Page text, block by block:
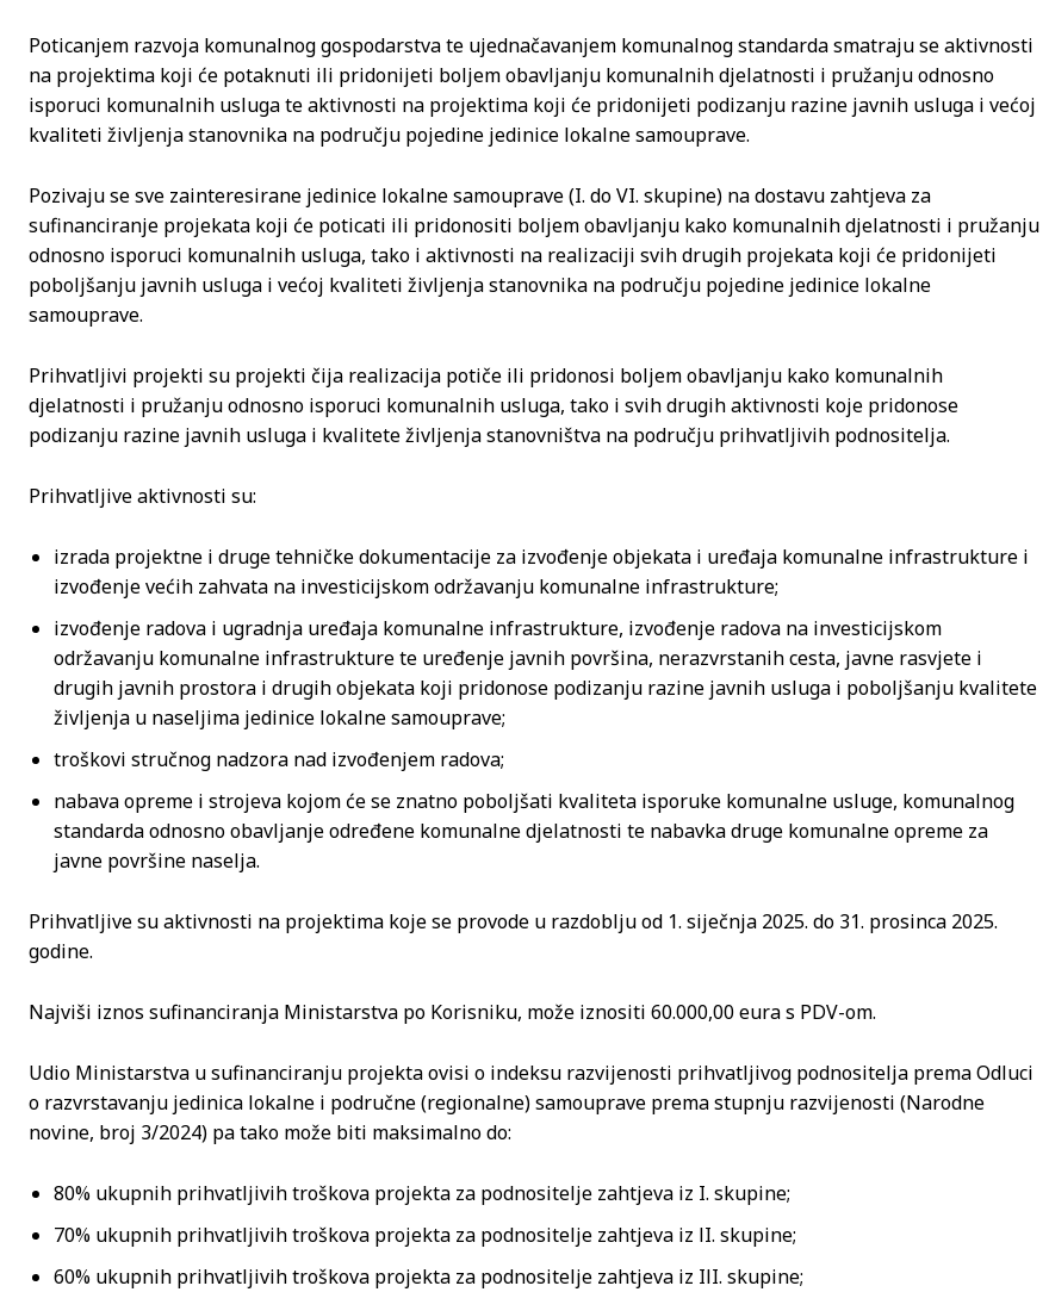
Poticanjem razvoja komunalnog gospodarstva te ujednačavanjem komunalnog standarda smatraju se aktivnosti
na projektima koji će potaknuti ili pridonijeti boljem obavljanju komunalnih djelatnosti i pružanju odnosno
isporuci komunalnih usluga te aktivnosti na projektima koji će pridonijeti podizanju razine javnih usluga i većoj
kvaliteti življenja stanovnika na području pojedine jedinice lokalne samouprave.
Pozivaju se sve zainteresirane jedinice lokalne samouprave (I. do VI. skupine) na dostavu zahtjeva za
sufinanciranje projekata koji će poticati ili pridonositi boljem obavljanju kako komunalnih djelatnosti i pružanju
odnosno isporuci komunalnih usluga, tako i aktivnosti na realizaciji svih drugih projekata koji će pridonijeti
poboljšanju javnih usluga i većoj kvaliteti življenja stanovnika na području pojedine jedinice lokalne
samouprave.
Prihvatljivi projekti su projekti čija realizacija potiče ili pridonosi boljem obavljanju kako komunalnih
djelatnosti i pružanju odnosno isporuci komunalnih usluga, tako i svih drugih aktivnosti koje pridonose
podizanju razine javnih usluga i kvalitete življenja stanovništva na području prihvatljivih podnositelja.
Prihvatljive aktivnosti su:
izrada projektne i druge tehničke dokumentacije za izvođenje objekata i uređaja komunalne infrastrukture i
izvođenje većih zahvata na investicijskom održavanju komunalne infrastrukture;
izvođenje radova i ugradnja uređaja komunalne infrastrukture, izvođenje radova na investicijskom
održavanju komunalne infrastrukture te uređenje javnih površina, nerazvrstanih cesta, javne rasvjete i
drugih javnih prostora i drugih objekata koji pridonose podizanju razine javnih usluga i poboljšanju kvalitete
življenja u naseljima jedinice lokalne samouprave;
troškovi stručnog nadzora nad izvođenjem radova;
nabava opreme i strojeva kojom će se znatno poboljšati kvaliteta isporuke komunalne usluge, komunalnog
standarda odnosno obavljanje određene komunalne djelatnosti te nabavka druge komunalne opreme za
javne površine naselja.
Prihvatljive su aktivnosti na projektima koje se provode u razdoblju od 1. siječnja 2025. do 31. prosinca 2025.
godine.
Najviši iznos sufinanciranja Ministarstva po Korisniku, može iznositi 60.000,00 eura s PDV-om.
Udio Ministarstva u sufinanciranju projekta ovisi o indeksu razvijenosti prihvatljivog podnositelja prema Odluci
o razvrstavanju jedinica lokalne i područne (regionalne) samouprave prema stupnju razvijenosti (Narodne
novine, broj 3/2024) pa tako može biti maksimalno do:
80% ukupnih prihvatljivih troškova projekta za podnositelje zahtjeva iz I. skupine;
70% ukupnih prihvatljivih troškova projekta za podnositelje zahtjeva iz lI. skupine;
60% ukupnih prihvatljivih troškova projekta za podnositelje zahtjeva iz IlI. skupine;